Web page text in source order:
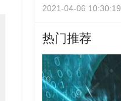
2021-04-06 10:30:19
热门推荐